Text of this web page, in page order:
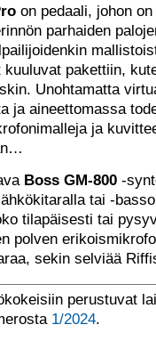
on pedaali, johon
parhaiden
pakettiin,
Unohtamatta
ja aineettomassa
ja
Boss GM-800 -
tai -
tilapäisesti tai
polven
sekin selviää
perustuvat
1/2024.